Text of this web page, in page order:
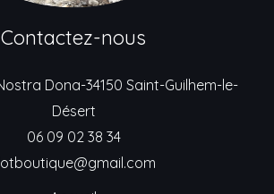
Contactez-nous
Dona-34150 Saint-Guilhem-le-
Désert
06 09 02 38 34